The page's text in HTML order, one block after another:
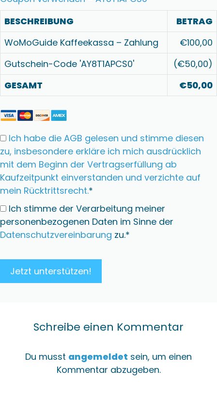
BESCHREIBUNG
BETRAG
WoMoGuide Kaffeekassa – Zahlung
€100,00
Gutschein-Code 'AY8T1APCS0'
(€50,00)
GESAMT
€50,00
Ich habe die AGB gelesen und stimme diesen
zu, insbesondere erkläre ich mich ausdrücklich
mit dem Beginn der Vertragserfüllung ab
Kaufzeitpunkt einverstanden und verzichte auf
mein Rücktrittsrecht.*
Ich stimme der Verarbeitung meiner
personenbezogenen Daten im Sinne der
Datenschutzvereinbarung zu.*
Wert fehlt
Schreibe einen Kommentar
Du musst angemeldet sein, um einen
Kommentar abzugeben.